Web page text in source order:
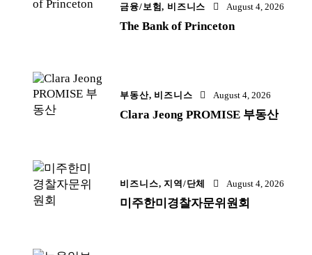
금융/보험, 비즈니스 August 4, 2026
The Bank of Princeton
부동산, 비즈니스 August 4, 2026
Clara Jeong PROMISE 부동산
비즈니스,지역/단체 August 4, 2026
미주한미경찰자문위원회